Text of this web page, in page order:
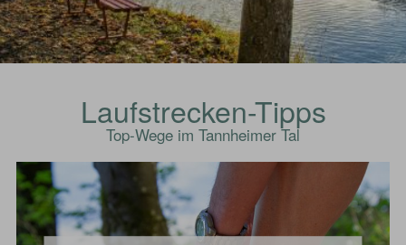
Laufstrecken-Tipps
Top-Wege im Tannheimer Tal